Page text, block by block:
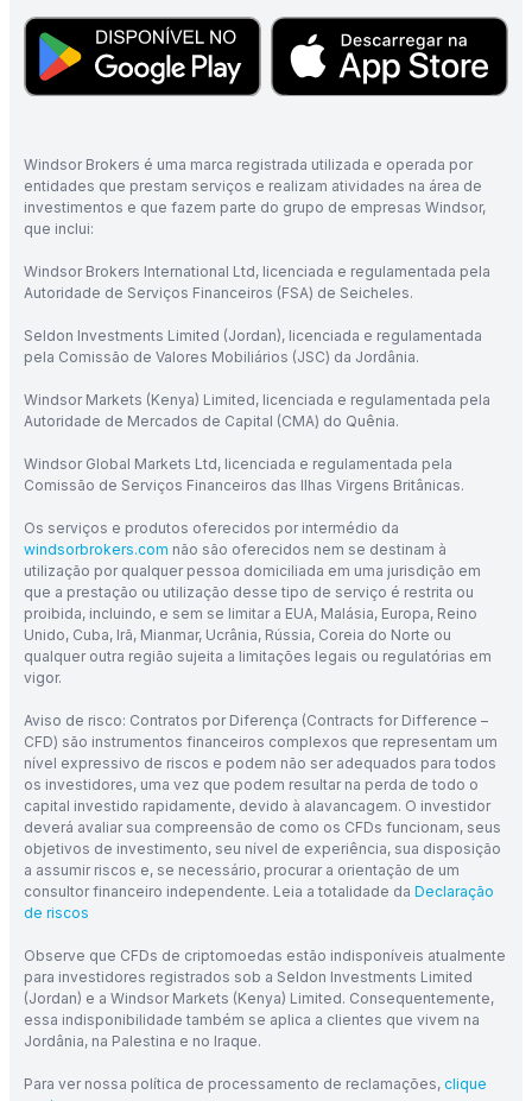
Windsor Brokers é uma marca registrada utilizada e operada por
entidades que prestam serviços e realizam atividades na área de
investimentos e que fazem parte do grupo de empresas Windsor,
que inclui:
Windsor Brokers International Ltd, licenciada e regulamentada pela
Autoridade de Serviços Financeiros (FSA) de Seicheles.
Seldon Investments Limited (Jordan), licenciada e regulamentada
pela Comissão de Valores Mobiliários (JSC) da Jordânia.
Windsor Markets (Kenya) Limited, licenciada e regulamentada pela
Autoridade de Mercados de Capital (CMA) do Quênia.
Windsor Global Markets Ltd, licenciada e regulamentada pela
Comissão de Serviços Financeiros das Ilhas Virgens Britânicas.
Os serviços e produtos oferecidos por intermédio da
windsorbrokers.com não são oferecidos nem se destinam à
utilização por qualquer pessoa domiciliada em uma jurisdição em
que a prestação ou utilização desse tipo de serviço é restrita ou
proibida, incluindo, e sem se limitar a EUA, Malásia, Europa, Reino
Unido, Cuba, Irã, Mianmar, Ucrânia, Rússia, Coreia do Norte ou
qualquer outra região sujeita a limitações legais ou regulatórias em
vigor.
Aviso de risco: Contratos por Diferença (Contracts for Difference –
CFD) são instrumentos financeiros complexos que representam um
nível expressivo de riscos e podem não ser adequados para todos
os investidores, uma vez que podem resultar na perda de todo o
capital investido rapidamente, devido à alavancagem. O investidor
deverá avaliar sua compreensão de como os CFDs funcionam, seus
objetivos de investimento, seu nível de experiência, sua disposição
a assumir riscos e, se necessário, procurar a orientação de um
consultor financeiro independente. Leia a totalidade da Declaração
de riscos
Observe que CFDs de criptomoedas estão indisponíveis atualmente
para investidores registrados sob a Seldon Investments Limited
(Jordan) e a Windsor Markets (Kenya) Limited. Consequentemente,
essa indisponibilidade também se aplica a clientes que vivem na
Jordânia, na Palestina e no Iraque.
Para ver nossa política de processamento de reclamações, clique